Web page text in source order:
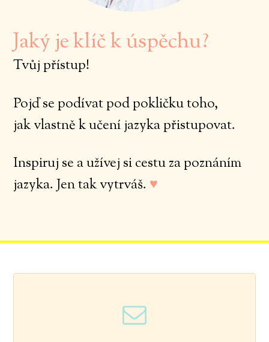
Jaký je klíč k úspěchu?
Tvůj přístup!
Pojď se podívat pod pokličku toho,
jak vlastně k učení jazyka přistupovat.
Inspiruj se a užívej si cestuza poznáním
jazyka. Jen tak vytrváš. ♥